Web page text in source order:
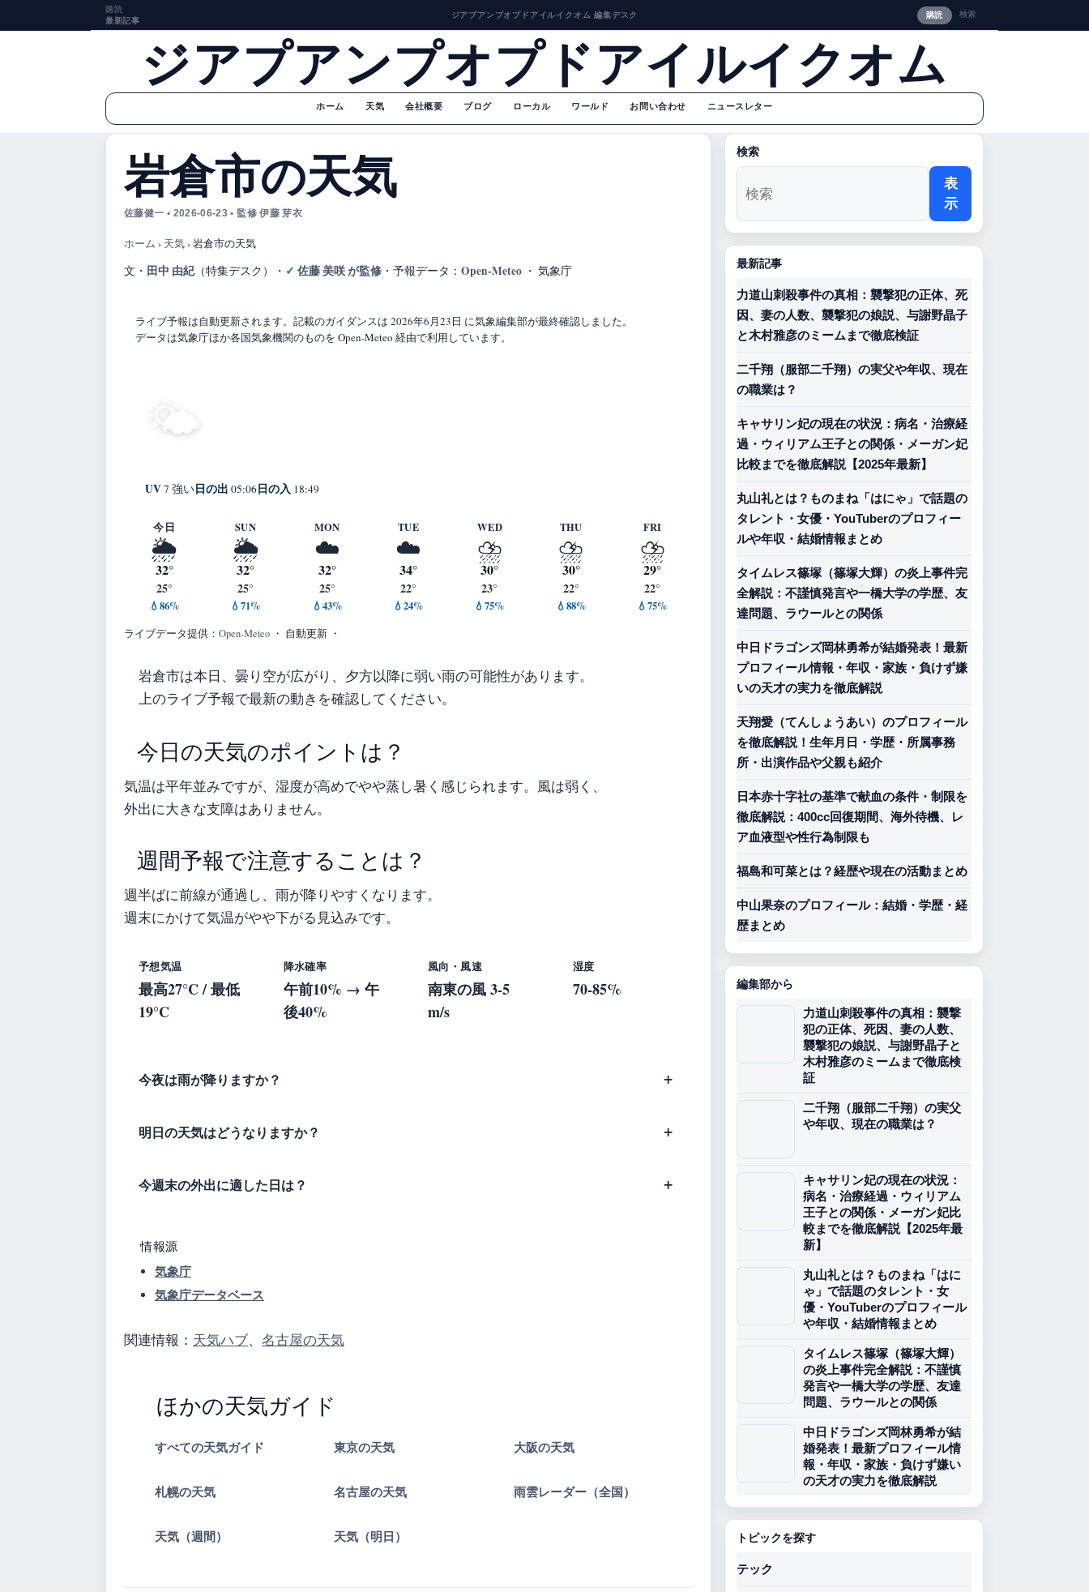
購読
最新記事
ジアプアンプオプドアイルイクオム 編集デスク 購読 検索
ジアプアンプオプドアイルイクオム
ホーム 天気 会社概要 ブログ ローカル ワールド お問い合わせ ニュースレター
岩倉市の天気
佐藤健一 • 2026-06-23 • 監修 伊藤 芽衣
ホーム › 天気›岩倉市の天気
文・ 田中 由紀（特集デスク） ・ 佐藤 美咲 が監修 ・ 予報データ： Open-Meteo ・ 気象庁
ライブ予報は自動更新されます。記載のガイダンスは 2026年6月23日 に気象編集部が最終確認しました。
データは気象庁ほか各国気象機関のものを Open-Meteo 経由で利用しています。
🌤️
UV7 強い日の出 05:06日の入 18:49
今日
🌦️
32°
25°
💧86%
SUN
🌦️
32°
25°
💧71%
MON
☁️
32°
25°
💧43%
TUE
☁️
34°
22°
💧24%
WED
⛈️
30°
23°
💧75%
THU
⛈️
30°
22°
💧88%
FRI
⛈️
29°
22°
💧75%
ライブデータ提供： Open-Meteo ・ 自動更新 ・
岩倉市は本日、曇り空が広がり、夕方以降に弱い雨の可能性があります。
上のライブ予報で最新の動きを確認してください。
今日の天気のポイントは？
気温は平年並みですが、湿度が高めでやや蒸し暑く感じられます。風は弱く、
外出に大きな支障はありません。
週間予報で注意することは？
週半ばに前線が通過し、雨が降りやすくなります。
週末にかけて気温がやや下がる見込みです。
予想気温
最高27°C / 最低
19°C
降水確率
午前10% → 午
後40%
風向・風速
南東の風 3-5
m/s
湿度
70-85%
今夜は雨が降りますか？
明日の天気はどうなりますか？
今週末の外出に適した日は？
情報源
気象庁
気象庁データベース
関連情報： 天気ハブ、 名古屋の天気
ほかの天気ガイド
すべての天気ガイド 東京の天気 大阪の天気
札幌の天気 名古屋の天気 雨雲レーダー（全国）
天気（週間） 天気（明日）
検索
表
示
最新記事
力道山刺殺事件の真相：襲撃犯の正体、死
因、妻の人数、襲撃犯の娘説、与謝野晶子
と木村雅彦のミームまで徹底検証
二千翔（服部二千翔）の実父や年収、現在
の職業は？
キャサリン妃の現在の状況：病名・治療経
過・ウィリアム王子との関係・メーガン妃
比較までを徹底解説【2025年最新】
丸山礼とは？ものまね「はにゃ」で話題の
タレント・女優・YouTuberのプロフィー
ルや年収・結婚情報まとめ
タイムレス篠塚（篠塚大輝）の炎上事件完
全解説：不謹慎発言や一橋大学の学歴、友
達問題、ラウールとの関係
中日ドラゴンズ岡林勇希が結婚発表！最新
プロフィール情報・年収・家族・負けず嫌
いの天才の実力を徹底解説
天翔愛（てんしょうあい）のプロフィール
を徹底解説！生年月日・学歴・所属事務
所・出演作品や父親も紹介
日本赤十字社の基準で献血の条件・制限を
徹底解説：400cc回復期間、海外待機、レ
ア血液型や性行為制限も
福島和可菜とは？経歴や現在の活動まとめ
中山果奈のプロフィール：結婚・学歴・経
歴まとめ
編集部から
力道山刺殺事件の真相：襲撃
犯の正体、死因、妻の人数、
襲撃犯の娘説、与謝野晶子と
木村雅彦のミームまで徹底検
証
二千翔（服部二千翔）の実父
や年収、現在の職業は？
キャサリン妃の現在の状況：
病名・治療経過・ウィリアム
王子との関係・メーガン妃比
較までを徹底解説【2025年最
新】
丸山礼とは？ものまね「はに
ゃ」で話題のタレント・女
優・YouTuberのプロフィール
や年収・結婚情報まとめ
タイムレス篠塚（篠塚大輝）
の炎上事件完全解説：不謹慎
発言や一橋大学の学歴、友達
問題、ラウールとの関係
中日ドラゴンズ岡林勇希が結
婚発表！最新プロフィール情
報・年収・家族・負けず嫌い
の天才の実力を徹底解説
トピックを探す
テック